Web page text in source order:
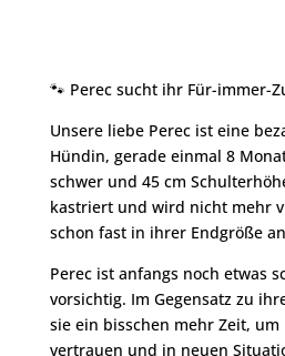
🐾 Perec sucht ihr Für-immer-
Unsere liebe Perec ist eine
Hündin, gerade einmal 8
schwer und 45 cm
kastriert und wird nicht mehr
schon fast in ihrer Endgröße
Perec ist anfangs noch etwas
vorsichtig. Im Gegensatz zu
sie ein bisschen mehr Zeit, um
vertrauen und in neuen